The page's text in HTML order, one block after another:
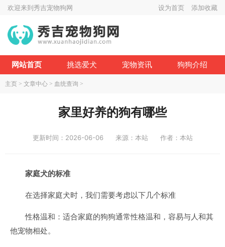
欢迎来到秀吉宠物狗网 设为首页 添加收藏
网站首页 挑选爱犬 宠物资讯 狗狗介绍
主页 > 文章中心 > 血统查询 >
家里好养的狗有哪些
更新时间：2026-06-06 来源：本站 作者：本站
家庭犬的标准
在选择家庭犬时，我们需要考虑以下几个标准
性格温和：适合家庭的狗狗通常性格温和，容易与人和其
他宠物相处。